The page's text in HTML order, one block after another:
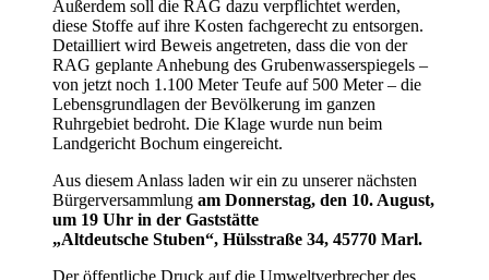
Außerdem soll die RAG dazu verpflichtet werden,
diese Stoffe auf ihre Kosten fachgerecht zu entsorgen.
Detailliert wird Beweis angetreten, dass die von der
RAG geplante Anhebung des Grubenwasserspiegels –
von jetzt noch 1.100 Meter Teufe auf 500 Meter – die
Lebensgrundlagen der Bevölkerung im ganzen
Ruhrgebiet bedroht. Die Klage wurde nun beim
Landgericht Bochum eingereicht.
Aus diesem Anlass laden wir ein zu unserer nächsten
Bürgerversammlung am Donnerstag, den 10. August,
um 19 Uhr in der Gaststätte
„Altdeutsche Stuben“, Hülsstraße 34, 45770 Marl.